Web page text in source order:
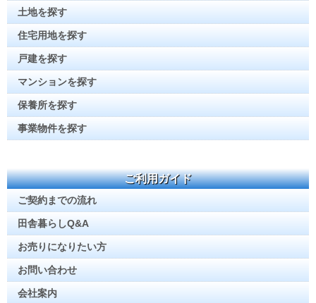
土地を探す
住宅用地を探す
戸建を探す
マンションを探す
保養所を探す
事業物件を探す
ご利用ガイド
ご契約までの流れ
田舎暮らしQ&A
お売りになりたい方
お問い合わせ
会社案内